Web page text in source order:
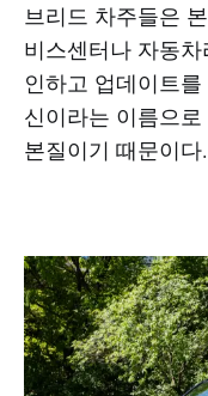
브리드 차주들은
비스센터나 자동
인하고 업데이트
신이라는 이름으
본질이기 때문이다.